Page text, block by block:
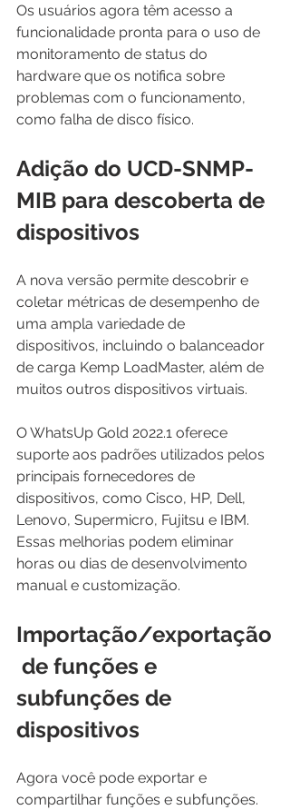
Os usuários agora têm acesso a
funcionalidade pronta para o uso de
monitoramento de status do
hardware que os notifica sobre
problemas com o funcionamento,
como falha de disco físico.
Adição do UCD-SNMP-
MIB para descoberta de
dispositivos
A nova versão permite descobrir e
coletar métricas de desempenho de
uma ampla variedade de
dispositivos, incluindo o balanceador
de carga Kemp LoadMaster, além de
muitos outros dispositivos virtuais.
O WhatsUp Gold 2022.1 oferece
suporte aos padrões utilizados pelos
principais fornecedores de
dispositivos, como Cisco, HP, Dell,
Lenovo, Supermicro, Fujitsu e IBM.
Essas melhorias podem eliminar
horas ou dias de desenvolvimento
manual e customização.
Importação/exportação
de funções e
subfunções de
dispositivos
Agora você pode exportar e
compartilhar funções e subfunções.